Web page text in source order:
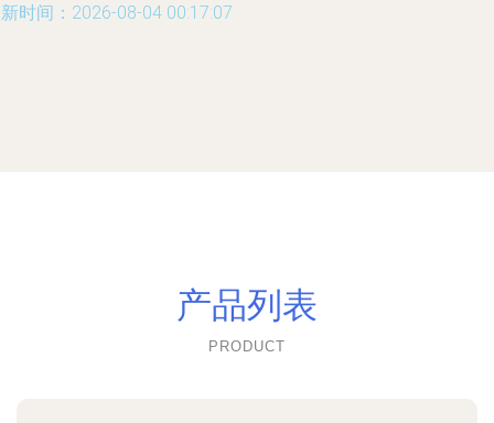
时间：2026-08-04 00:17:07
产品列表
PRODUCT